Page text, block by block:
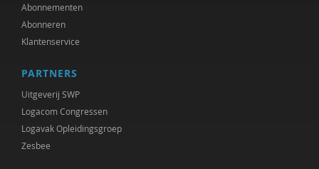
Jet Bussemaker
Mark Coeckelbergh
Mariëlle Cuijpers
Peter de Groot
Peter de Lange
Abonnementen
Abonneren
Klantenservice
PARTNERS
Uitgeverij SWP
Logacom Congressen
Logavak Opleidingsgroep
Zesbee